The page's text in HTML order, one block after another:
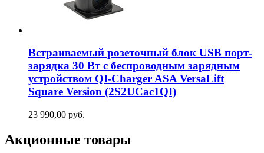
Встраиваемый розеточный блок USB порт-
зарядка 30 Вт c беспроводным зарядным
устройством QI-Charger ASA VersaLift
Square Version (2S2UCaс1QI)
23 990,00 руб.
Акционные товары